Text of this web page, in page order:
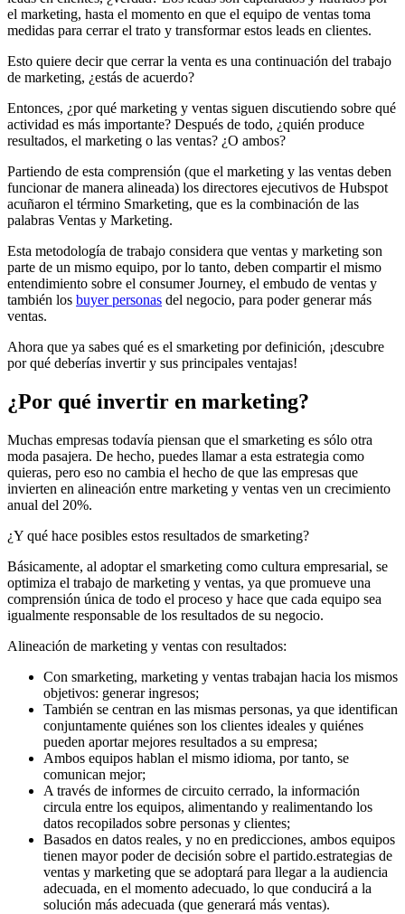
el marketing, hasta el momento en que el equipo de ventas toma
medidas para cerrar el trato y transformar estos leads en clientes.
Esto quiere decir que cerrar la venta es una continuación del trabajo
de marketing, ¿estás de acuerdo?
Entonces, ¿por qué marketing y ventas siguen discutiendo sobre qué
actividad es más importante? Después de todo, ¿quién produce
resultados, el marketing o las ventas? ¿O ambos?
Partiendo de esta comprensión (que el marketing y las ventas deben
funcionar de manera alineada) los directores ejecutivos de Hubspot
acuñaron el término Smarketing, que es la combinación de las
palabras Ventas y Marketing.
Esta metodología de trabajo considera que ventas y marketing son
parte de un mismo equipo, por lo tanto, deben compartir el mismo
entendimiento sobre el consumer Journey, el embudo de ventas y
también los buyer personas del negocio, para poder generar más
ventas.
Ahora que ya sabes qué es el smarketing por definición, ¡descubre
por qué deberías invertir y sus principales ventajas!
¿Por qué invertir en marketing?
Muchas empresas todavía piensan que el smarketing es sólo otra
moda pasajera. De hecho, puedes llamar a esta estrategia como
quieras, pero eso no cambia el hecho de que las empresas que
invierten en alineación entre marketing y ventas ven un crecimiento
anual del 20%.
¿Y qué hace posibles estos resultados de smarketing?
Básicamente, al adoptar el smarketing como cultura empresarial, se
optimiza el trabajo de marketing y ventas, ya que promueve una
comprensión única de todo el proceso y hace que cada equipo sea
igualmente responsable de los resultados de su negocio.
Alineación de marketing y ventas con resultados:
Con smarketing, marketing y ventas trabajan hacia los mismos
objetivos: generar ingresos;
También se centran en las mismas personas, ya que identifican
conjuntamente quiénes son los clientes ideales y quiénes
pueden aportar mejores resultados a su empresa;
Ambos equipos hablan el mismo idioma, por tanto, se
comunican mejor;
A través de informes de circuito cerrado, la información
circula entre los equipos, alimentando y realimentando los
datos recopilados sobre personas y clientes;
Basados ​​en datos reales, y no en predicciones, ambos equipos
tienen mayor poder de decisión sobre el partido.estrategias de
ventas y marketing que se adoptará para llegar a la audiencia
adecuada, en el momento adecuado, lo que conducirá a la
solución más adecuada (que generará más ventas).